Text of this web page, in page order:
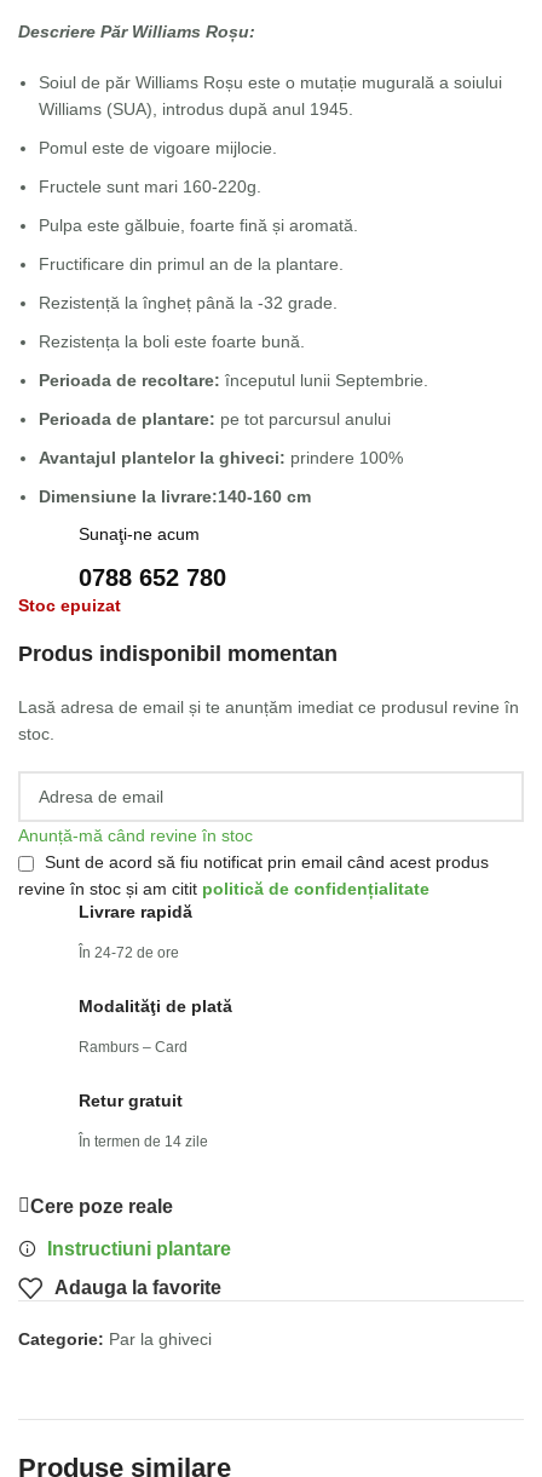
Descriere Păr Williams Roșu:
Soiul de păr Williams Roșu este o mutație mugurală a soiului
Williams (SUA), introdus după anul 1945.
Pomul este de vigoare mijlocie.
Fructele sunt mari 160-220g.
Pulpa este gălbuie, foarte fină și aromată.
Fructificare din primul an de la plantare.
Rezistență la îngheț până la -32 grade.
Rezistența la boli este foarte bună.
Perioada de recoltare: începutul lunii Septembrie.
Perioada de plantare: pe tot parcursul anului
Avantajul plantelor la ghiveci: prindere 100%
Dimensiune la livrare:140-160 cm
Sunaţi-ne acum
0788 652 780
Stoc epuizat
Produs indisponibil momentan
Lasă adresa de email și te anunțăm imediat ce produsul revine în
stoc.
Anunță-mă când revine în stoc
Sunt de acord să fiu notificat prin email când acest produs
revine în stoc și am citit politică de confidențialitate
Livrare rapidă
În 24-72 de ore
Modalităţi de plată
Ramburs – Card
Retur gratuit
În termen de 14 zile
Cere poze reale
Instructiuni plantare
Adauga la favorite
Categorie: Par la ghiveci
Produse similare